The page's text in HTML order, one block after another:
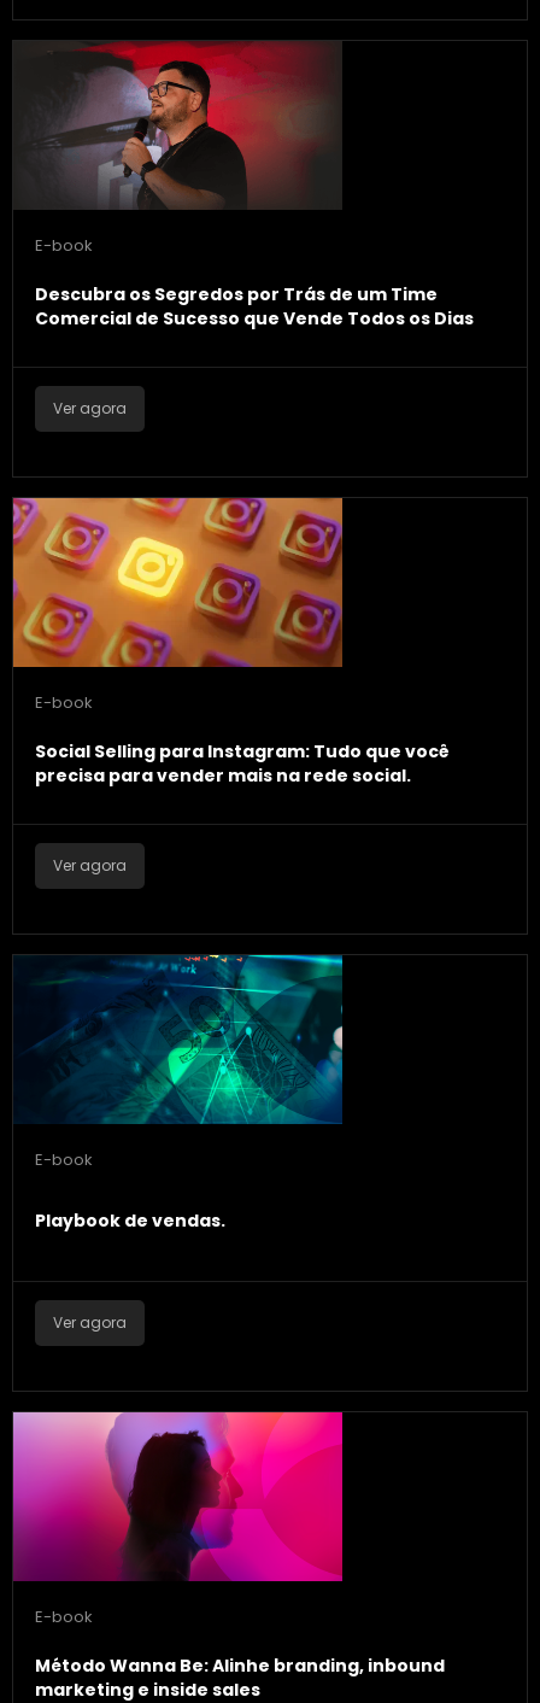
E-book
Descubra os Segredos por Trás de um Time
Comercial de Sucesso que Vende Todos os Dias
Ver agora
E-book
Social Selling para Instagram: Tudo que você
precisa para vender mais na rede social.
Ver agora
E-book
Playbook de vendas.
Ver agora
E-book
Método Wanna Be: Alinhe branding, inbound
marketing e inside sales